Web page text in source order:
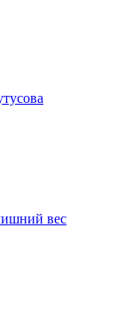
вес